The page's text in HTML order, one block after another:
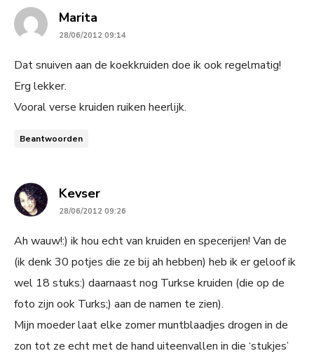
Marita
28/06/2012 09:14
Dat snuiven aan de koekkruiden doe ik ook regelmatig!
Erg lekker.
Vooral verse kruiden ruiken heerlijk.
Beantwoorden
Kevsersays:
28/06/2012 09:26
Ah wauw!:) ik hou echt van kruiden en specerijen! Van de
(ik denk 30 potjes die ze bij ah hebben) heb ik er geloof ik
wel 18 stuks:) daarnaast nog Turkse kruiden (die op de
foto zijn ook Turks;) aan de namen te zien).
Mijn moeder laat elke zomer muntblaadjes drogen in de
zon tot ze echt met de hand uiteenvallen in die ‘stukjes’